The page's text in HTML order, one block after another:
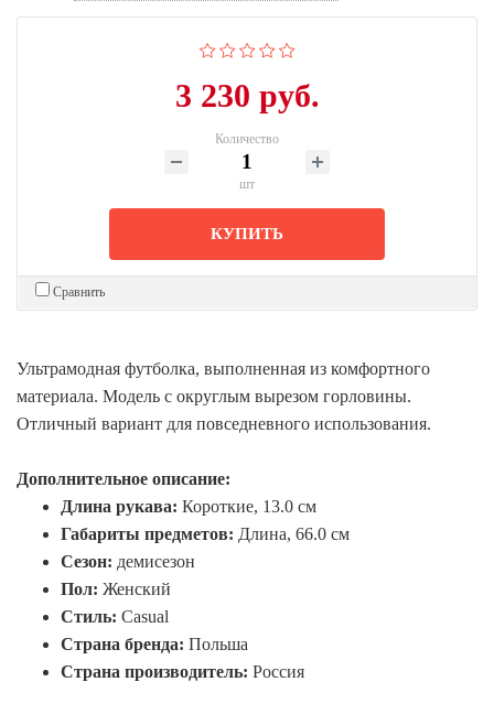
3 230 руб.
Количество
шт
КУПИТЬ
Сравнить
Ультрамодная футболка, выполненная из комфортного
материала. Модель с округлым вырезом горловины.
Отличный вариант для повседневного использования.
Дополнительное описание:
Длина рукава: Короткие, 13.0 см
Габариты предметов: Длина, 66.0 см
Сезон: демисезон
Пол: Женский
Стиль: Casual
Страна бренда: Польша
Страна производитель: Россия